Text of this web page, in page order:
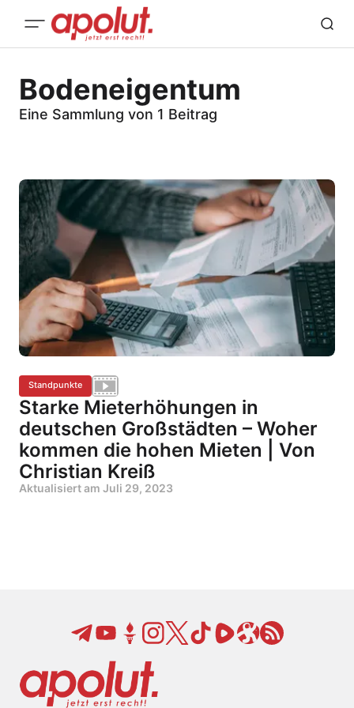
Bodeneigentum
Eine Sammlung von 1 Beitrag
Standpunkte
Starke Mieterhöhungen in
deutschen Großstädten – Woher
kommen die hohen Mieten | Von
Christian Kreiß
Aktualisiert am Juli 29, 2023